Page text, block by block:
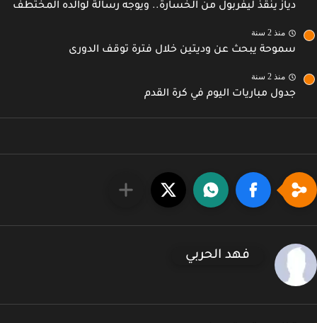
دياز ينقذ ليفربول من الخسارة.. ويوجه رسالة لوالده المختطف
منذ 2 سنة
سموحة يبحث عن وديتين خلال فترة توقف الدورى
منذ 2 سنة
جدول مباريات اليوم في كرة القدم
فهد الحربي